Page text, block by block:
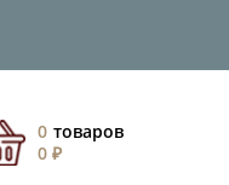
0 товаров
0 ₽